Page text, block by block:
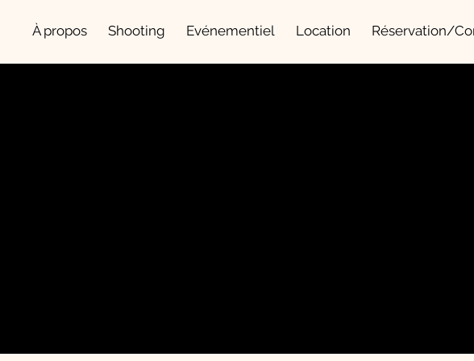
À propos Shooting Evénementiel Location Réservation/